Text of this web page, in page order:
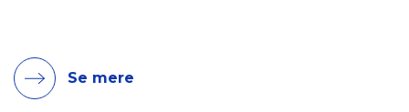
Se mere